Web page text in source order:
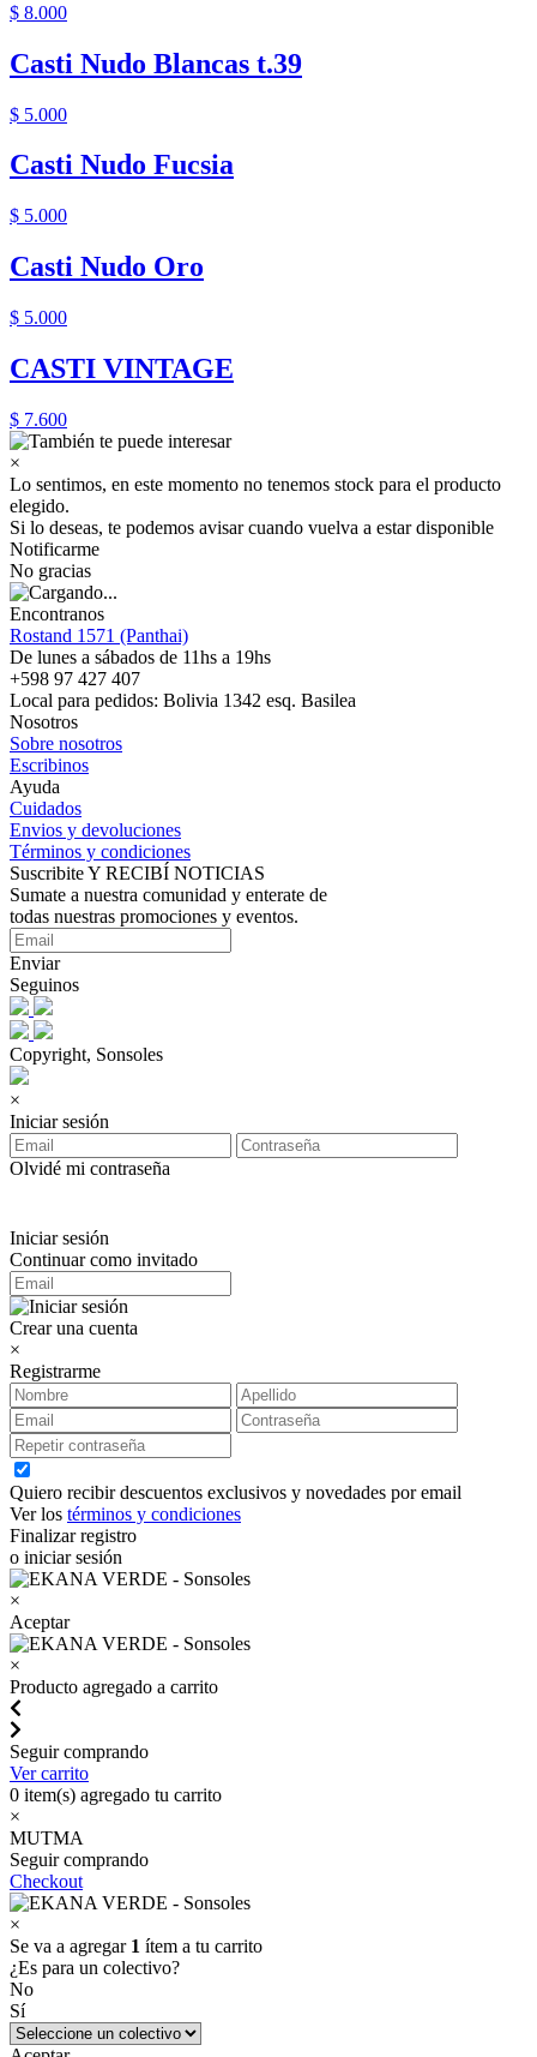
$ 8.000
Casti Nudo Blancas t.39
$ 5.000
Casti Nudo Fucsia
$ 5.000
Casti Nudo Oro
$ 5.000
CASTI VINTAGE
$ 7.600
×
Lo sentimos, en este momento no tenemos stock para el producto
elegido.
Si lo deseas, te podemos avisar cuando vuelva a estar disponible
Notificarme
No gracias
Encontranos
Rostand 1571 (Panthai)
De lunes a sábados de 11hs a 19hs
+598 97 427 407
Local para pedidos: Bolivia 1342 esq. Basilea
Nosotros
Sobre nosotros
Escribinos
Ayuda
Cuidados
Envios y devoluciones
Términos y condiciones
Suscribite Y RECIBÍ NOTICIAS
Sumate a nuestra comunidad y enterate de
todas nuestras promociones y eventos.
Enviar
Seguinos
Copyright, Sonsoles
×
Iniciar sesión
Olvidé mi contraseña
Iniciar sesión
Continuar como invitado
Crear una cuenta
×
Registrarme
Quiero recibir descuentos exclusivos y novedades por email
Ver los términos y condiciones
Finalizar registro
o iniciar sesión
×
Aceptar
×
Producto agregado a carrito
Seguir comprando
Ver carrito
0 item(s) agregado tu carrito
×
MUTMA
Seguir comprando
Checkout
×
Se va a agregar 1 ítem a tu carrito
¿Es para un colectivo?
No
Sí